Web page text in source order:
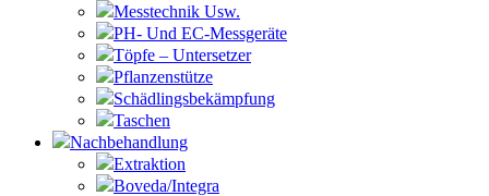
Messtechnik Usw.
PH- Und EC-Messgeräte
Töpfe – Untersetzer
Pflanzenstütze
Schädlingsbekämpfung
Taschen
Nachbehandlung
Extraktion
Boveda/Integra